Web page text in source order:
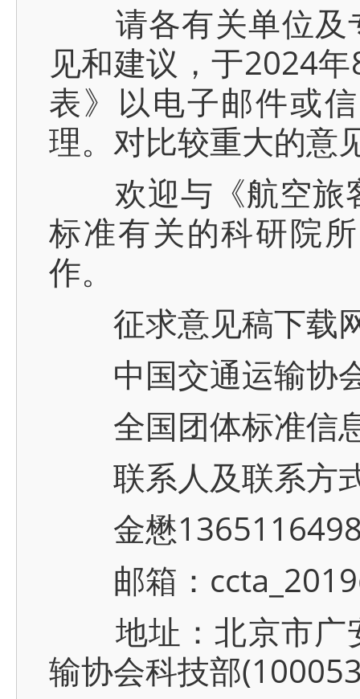
请各有关单位及
见和建议，于2024
表》以电子邮件或
理。对比较重大的意
欢迎与《航空旅
标准有关的科研院
作。
征求意见稿下载
中国交通运输协
全国团体标准信
联系人及联系方
金懋
邮箱：
地址：北京市广
输协会科技部